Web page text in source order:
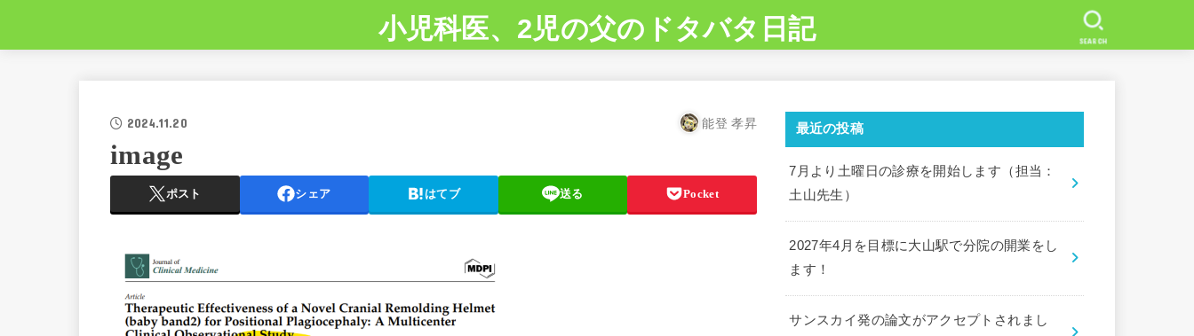
小児科医、2児の父のドタバタ日記 SEARCH
2024.11.20 能登 孝昇
image
ポスト シェア はてブ 送る Pocket
最近の投稿
7月より土曜日の診療を開始します（担当：
土山先生）
2027年4月を目標に大山駅で分院の開業をし
ます！
サンスカイ発の論文がアクセプトされまし